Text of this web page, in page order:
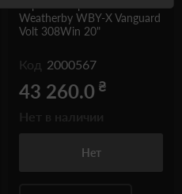
Weatherby WBY-X Vanguard
Volt 308Win 20"
Код 2000567
43 260.0 ₴
Нет